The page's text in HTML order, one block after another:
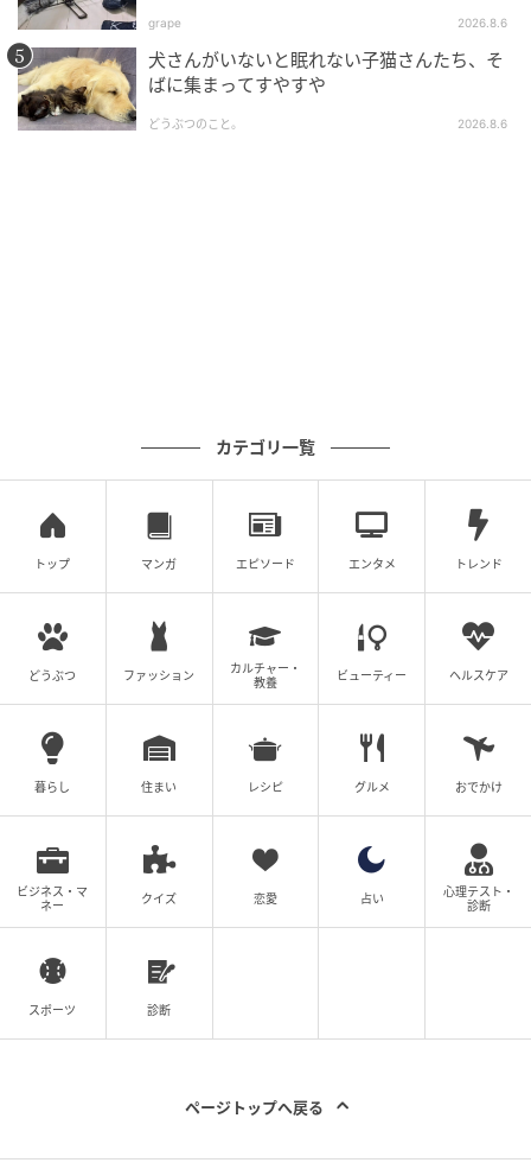
grape 2026.8.6
犬さんがいないと眠れない子猫さんたち、そ
ばに集まってすやすや
どうぶつのこと。 2026.8.6
カテゴリ一覧
トップ マンガ エピソード エンタメ トレンド
どうぶつ ファッション
カルチャー・
教養
ビューティー ヘルスケア
暮らし 住まい レシピ グルメ おでかけ
ビジネス・マ
ネー
クイズ 恋愛 占い
心理テスト・
診断
スポーツ 診断
ページトップへ戻る